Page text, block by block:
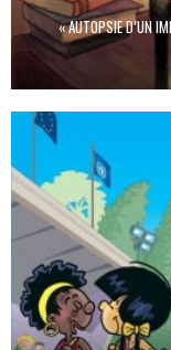
« AUTOPSIE D’UN